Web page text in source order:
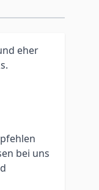
eher
bei uns